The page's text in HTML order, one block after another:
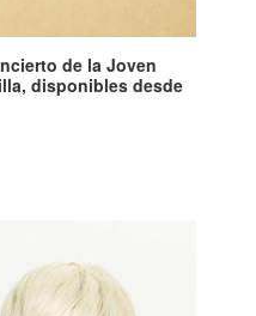
de la Joven
disponibles desde